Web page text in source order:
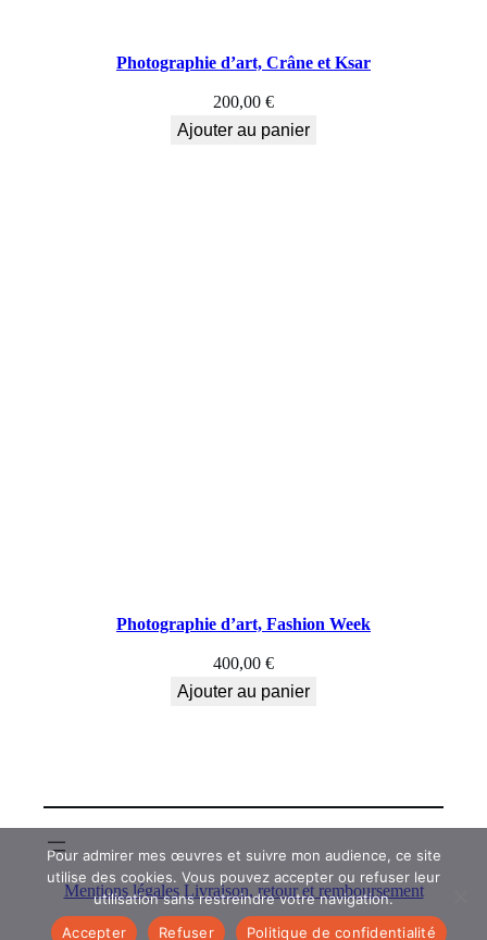
Photographie d’art, Crâne et Ksar
200,00 €
Ajouter au panier
Photographie d’art, Fashion Week
400,00 €
Ajouter au panier
Mentions légales Livraison, retour et remboursement
Pour admirer mes œuvres et suivre mon audience, ce site
utilise des cookies. Vous pouvez accepter ou refuser leur
utilisation sans restreindre votre navigation.
Accepter
Refuser Politique de confidentialité